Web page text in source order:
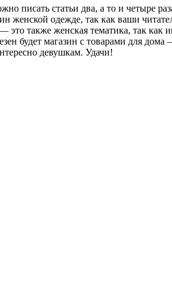
писать статьи два, а то и четыре
женской одежде, так как ваши
также женская тематика, так как
будет магазин с товарами для
девушкам. Удачи!